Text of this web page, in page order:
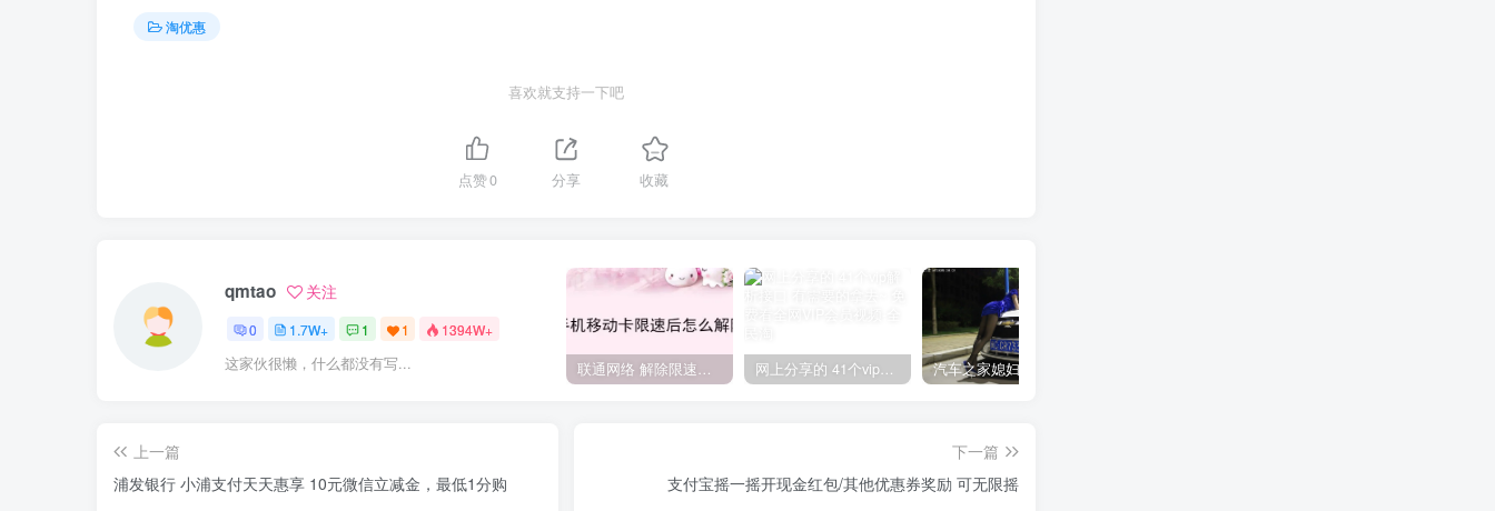
淘优惠
喜欢就支持一下吧
点赞0 分享 收藏
qmtao 关注
0 1.7W+ 1 1 1394W+
这家伙很懒，什么都没有写... 联通网络 解除限速方法参考！畅享、畅玩、老白干等及其它地区自测了 网上分享的 41个vip解析接口 有需要的拿去~ 免费看全网VIP会员视频
上一篇
浦发银行 小浦支付天天惠享 10元微信立减金，最低1分购
下一篇
支付宝摇一摇开现金红包/其他优惠券奖励 可无限摇